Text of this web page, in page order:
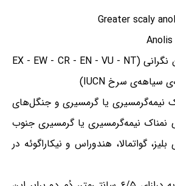
گونه‌ی با کم‌ترین نگرانی (EX - EW - CR - EN - VU - NT
یا گرمسیری و جنگل‌های
نیمه‌گرمسیری یا گرمسیری جنوب
گواتمالا، هندوراس و نیکاراگوئه در